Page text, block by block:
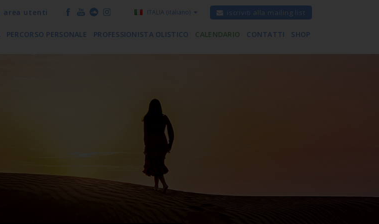
iscriviti alla mailing list
ITALIA (italiano)
area utenti
PERCORSO PERSONALE PROFESSIONISTA OLISTICO CALENDARIO CONTATTI SHOP